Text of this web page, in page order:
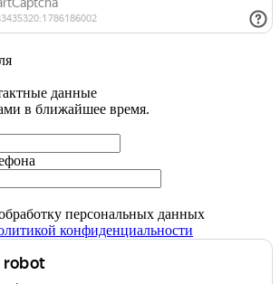
данные
в ближайшее время.
персональных данных
конфиденциальности